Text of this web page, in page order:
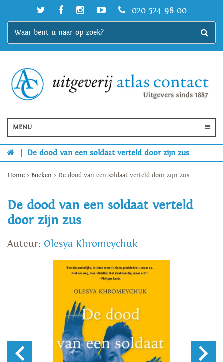
020 524 98 00
MENU
De dood van een soldaat verteld door zijn zus
Home > Boeken > De dood van een soldaat verteld door zijn zus
De dood van een soldaat verteld
door zijn zus
Auteur: Olesya Khromeychuk